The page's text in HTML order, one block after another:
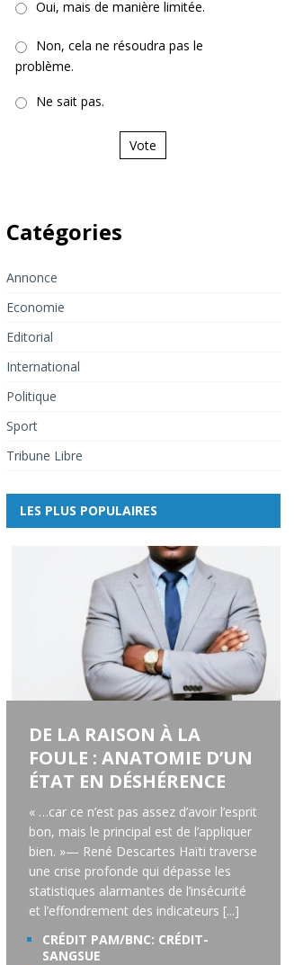
Oui, mais de manière limitée.
Non, cela ne résoudra pas le
problème.
Ne sait pas.
Vote
Catégories
Annonce
Economie
Editorial
International
Politique
Sport
Tribune Libre
LES PLUS POPULAIRES
DE LA RAISON À LA
FOULE : ANATOMIE D’UN
ÉTAT EN DÉSHÉRENCE
« …car ce n’est pas assez d’avoir l’esprit
bon, mais le principal est de l’appliquer
bien. »— René Descartes Haïti traverse
une crise profonde qui dépasse les
statistiques alarmantes de l’insécurité
et l’effondrement des indicateurs [...]
CRÉDIT PAM/BNC: CRÉDIT-
SANGSUE